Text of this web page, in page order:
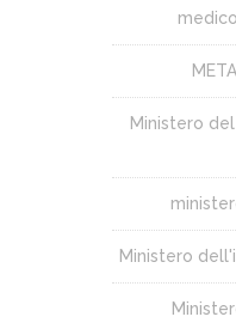
Ministero
Ministero